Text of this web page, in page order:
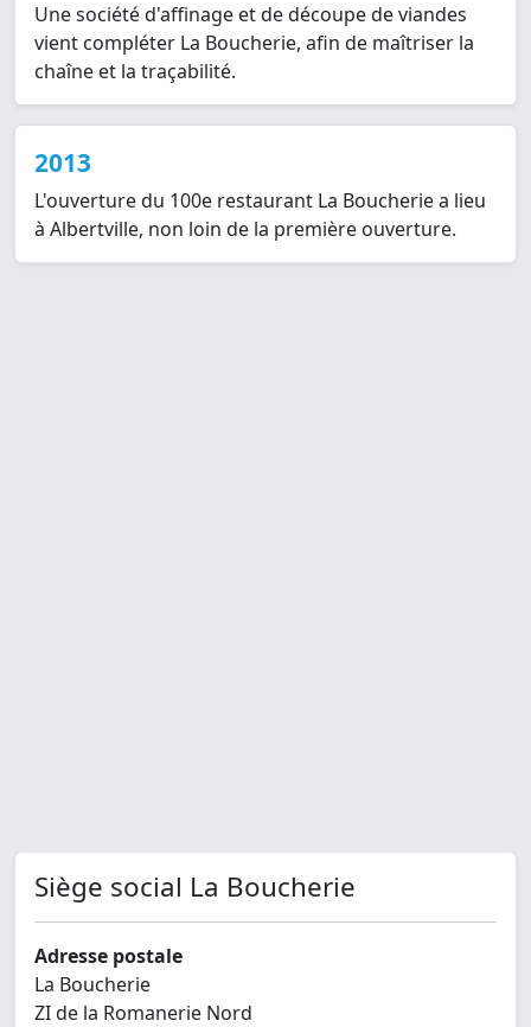
Une société d'affinage et de découpe de viandes
vient compléter La Boucherie, afin de maîtriser la
chaîne et la traçabilité.
2013
L'ouverture du 100e restaurant La Boucherie a lieu
à Albertville, non loin de la première ouverture.
Siège social La Boucherie
Adresse postale
La Boucherie
ZI de la Romanerie Nord